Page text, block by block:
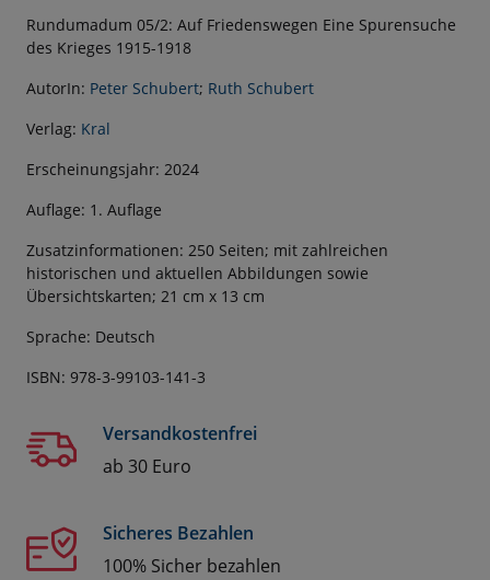
Rundumadum 05/2: Auf Friedenswegen Eine Spurensuche
des Krieges 1915-1918
AutorIn: Peter Schubert; Ruth Schubert
Verlag: Kral
Erscheinungsjahr: 2024
Auflage: 1. Auflage
Zusatzinformationen: 250 Seiten; mit zahlreichen
historischen und aktuellen Abbildungen sowie
Übersichtskarten; 21 cm x 13 cm
Sprache: Deutsch
ISBN: 978-3-99103-141-3
Versandkostenfrei
ab 30 Euro
Sicheres Bezahlen
100% Sicher bezahlen